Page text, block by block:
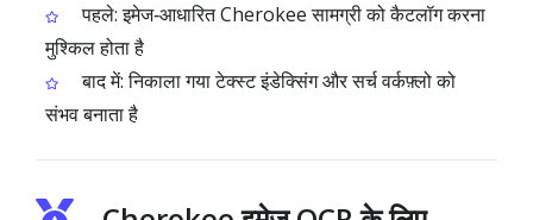
पहले: इमेज‑आधारित Cherokee सामग्री को कैटलॉग करना
मुश्किल होता है
बाद में: निकाला गया टेक्स्ट इंडेक्सिंग और सर्च वर्कफ़्लो को
संभव बनाता है